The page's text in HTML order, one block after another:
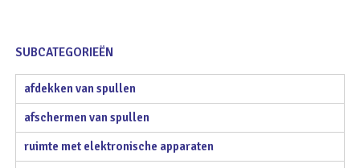
SUBCATEGORIEËN
afdekken van spullen
afschermen van spullen
ruimte met elektronische apparaten